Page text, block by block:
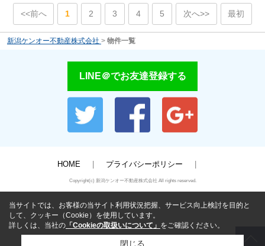
<<前へ 1 2 3 4 5 次へ>> 最初
新潟ケンオー不動産株式会社 > 物件一覧
LINE＠でお友達登録する
HOME プライバシーポリシー
Copyright(c) 新潟ケンオー不動産株式会社 All rights reserved.
当サイトでは、お客様の当サイト利用状況把握、サービス向上検討を目的と
して、クッキー（Cookie）を使用しています。
詳しくは、当社の 「Cookieの取扱いについて」 をご確認ください。
閉じる